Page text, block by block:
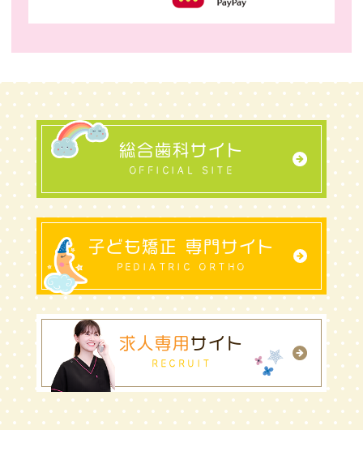
総合歯科サイト
OFFICIAL SITE
子ども矯正 専門サイト
PEDIATRIC ORTHO
求人専用 サイト
RECRUIT